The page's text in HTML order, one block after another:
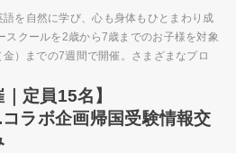
を自然に学び、心も身体もひとまわり成
スクールを2歳から7歳までのお子様を対象
）までの7週間で開催。さまざまなプロ
定員15名】
ラボ企画帰国受験情報交